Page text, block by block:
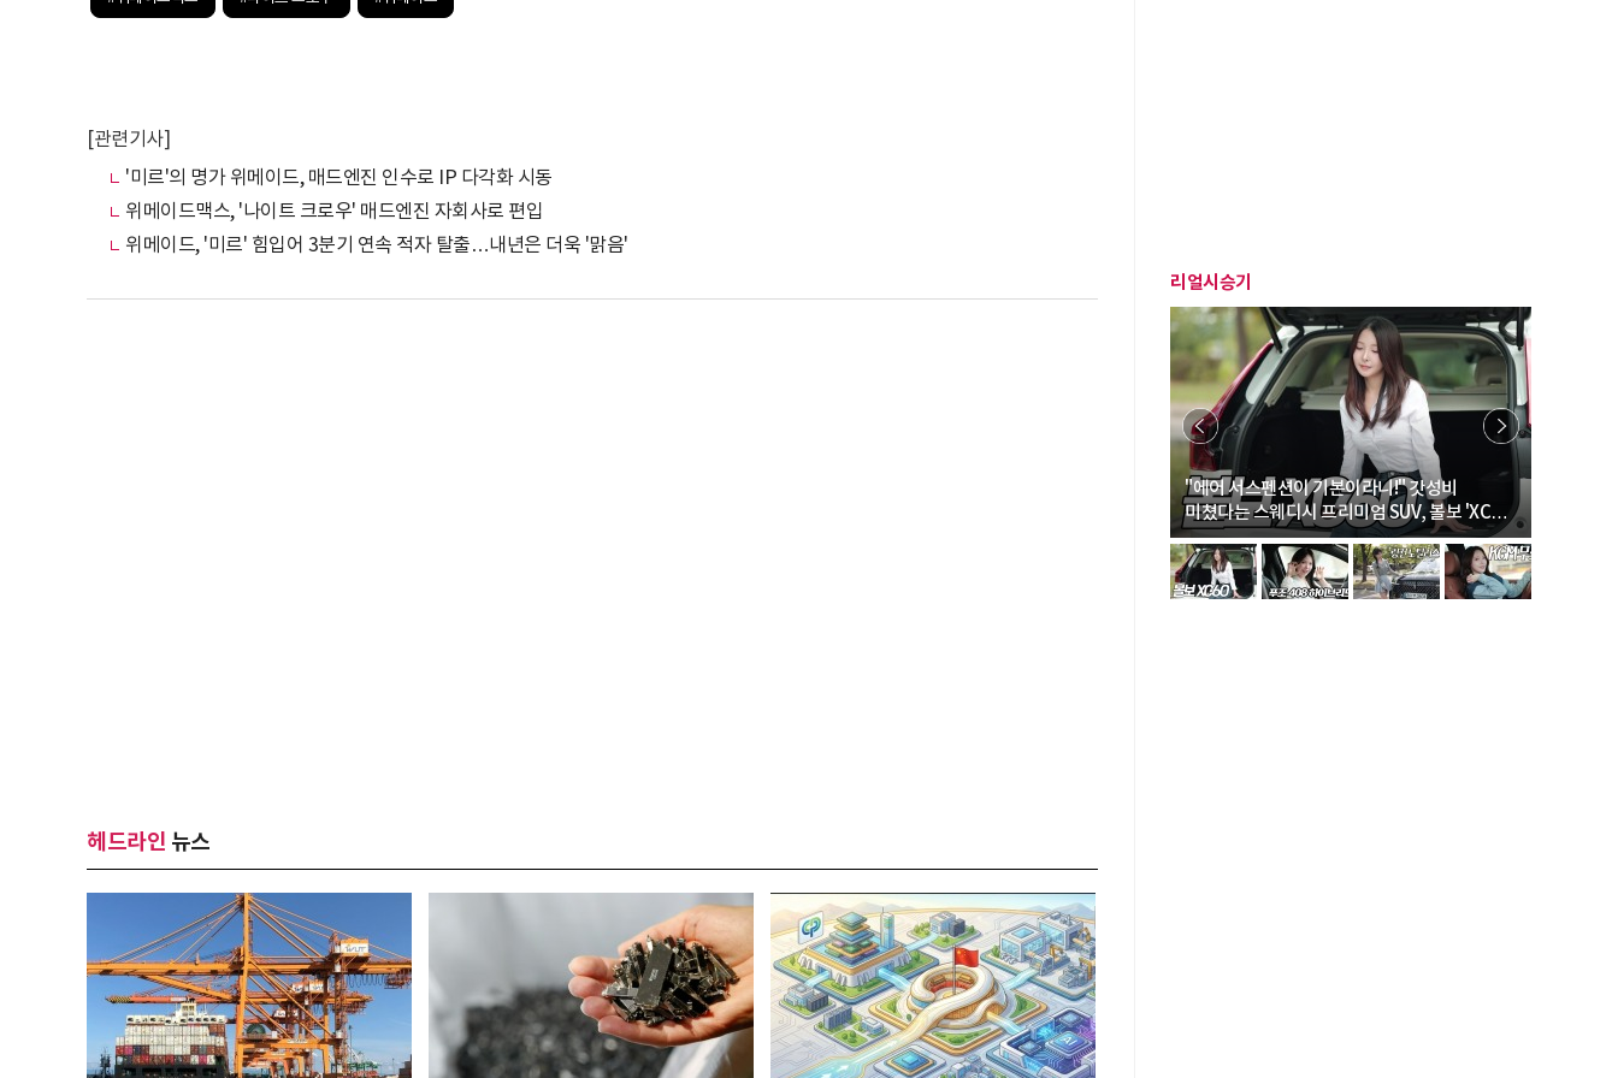
[관련기사]
'미르'의 명가 위메이드, 매드엔진 인수로 IP 다각화 시동
위메이드맥스, '나이트 크로우' 매드엔진 자회사로 편입
위메이드, '미르' 힘입어 3분기 연속 적자 탈출…내년은 더욱 '맑음'
헤드라인 뉴스
리얼시승기
"에어 서스펜션이 기본이라니!" 갓성비
미쳤다는 스웨디시 프리미엄 SUV, 볼보 'XC60
B5 울트라'